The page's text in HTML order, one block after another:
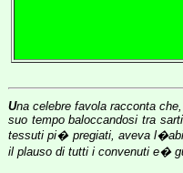
Una celebre favola racconta
suo tempo baloccandosi tra
tessuti pi� pregiati, aveva
il plauso di tutti i convenuti e�